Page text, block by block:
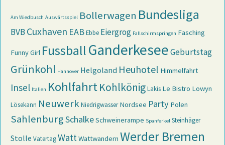
Am Wiedbusch Auswärtsspiel Bollerwagen Bundesliga
BVBCuxhaven EABEbbe Eiergrog Fallschirmspringen Fasching
Funny Girl FussballGanderkeseeGeburtstag
Grünkohl Hannover Helgoland Heuhotel Himmelfahrt
Insel Italien KohlfahrtKohlkönigLakis Le Bistro Lowyn
Lösekann NeuwerkNiedrigwasser Nordsee Party Polen
SahlenburgSchalkeSchweinerampe Spanferkel Steinhäger
Stolle VatertagWattWattwandern Werder Bremen